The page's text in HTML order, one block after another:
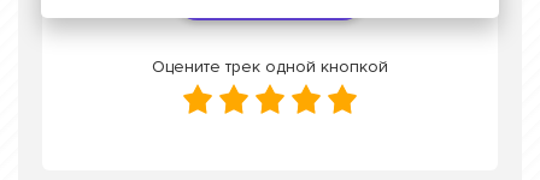
Оцените трек одной кнопкой